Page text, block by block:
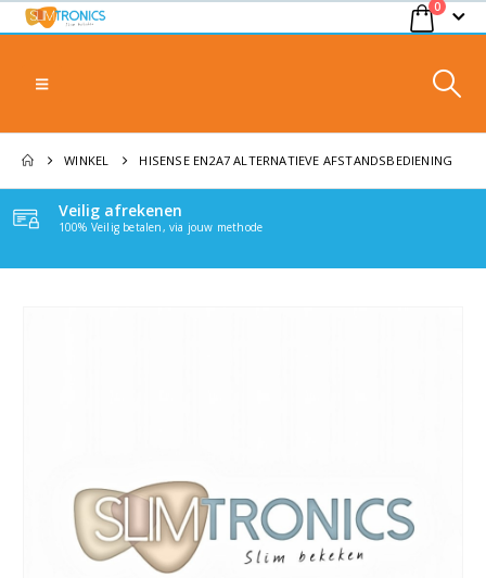
0
WINKEL HISENSE EN2A7 ALTERNATIEVE AFSTANDSBEDIENING
Veilig afrekenen
100% Veilig betalen, via jouw methode